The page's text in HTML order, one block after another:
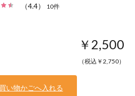
（4.4） 10件
￥2,500
（税込￥ 2,750）
い物かごへ入れる